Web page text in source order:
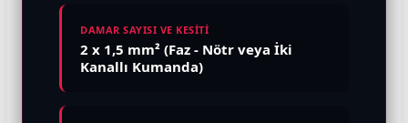
DAMAR SAYISI VE KESİTİ
2 x 1,5 mm² (Faz - Nötr veya İki
Kanallı Kumanda)